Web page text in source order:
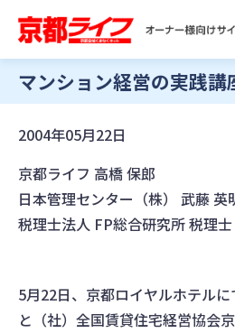
マンション経営の実践講
2004年05月22日
京都ライフ 高橋 保郎
日本管理センター（株） 武藤 英
税理士法人 FP総合研究所 税理
5月22日、京都ロイヤルホテル
と（社）全国賃貸住宅経営協会